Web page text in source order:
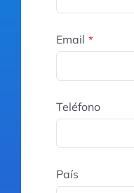
Email *
Teléfono
País